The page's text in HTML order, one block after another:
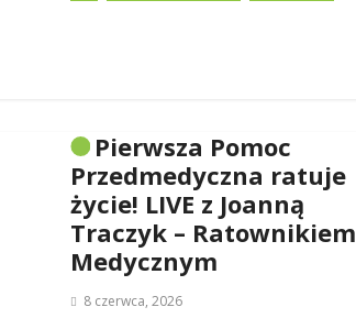
Pierwsza Pomoc
Przedmedyczna ratuje
życie! LIVE z Joanną
Traczyk – Ratownikiem
Medycznym
8 czerwca, 2026